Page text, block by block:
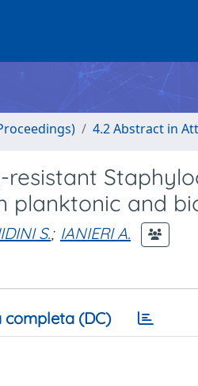
4.2 Abstract in
planktonic and
S.; IANIERI A.
completa (DC)